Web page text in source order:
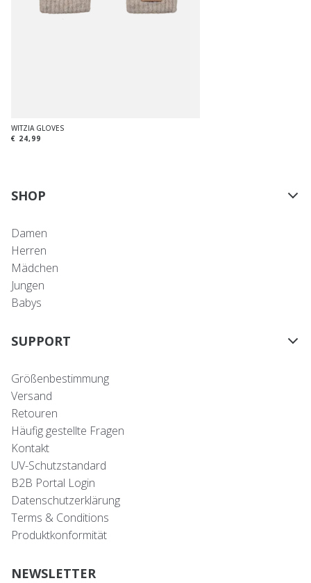
WITZIA GLOVES
€ 24,99
SHOP
Damen
Herren
Mädchen
Jungen
Babys
SUPPORT
Größenbestimmung
Versand
Retouren
Häufig gestellte Fragen
Kontakt
UV-Schutzstandard
B2B Portal Login
Datenschutzerklärung
Terms & Conditions
Produktkonformität
NEWSLETTER